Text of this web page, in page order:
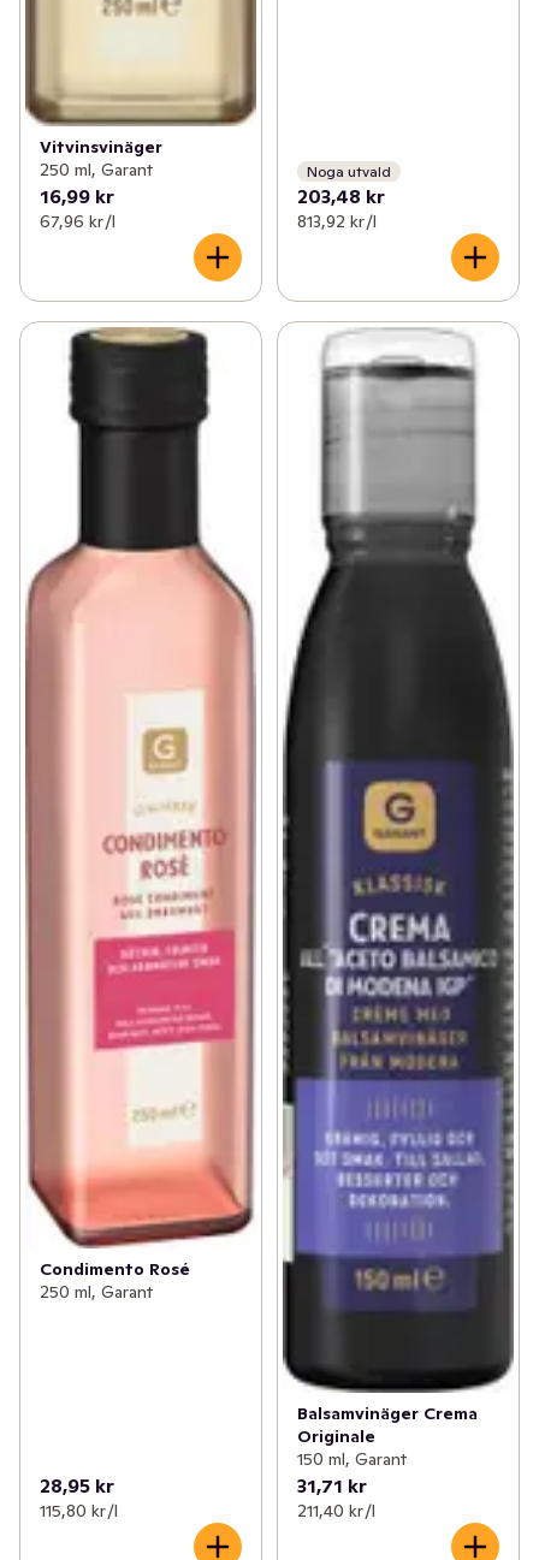
Vitvinsvinäger
250 ml, Garant
16,99 kr
67,96 kr /l
Noga utvald
203,48 kr
813,92 kr /l
Condimento Rosé
250 ml, Garant
28,95 kr
115,80 kr /l
Balsamvinäger Crema
Originale
150 ml, Garant
31,71 kr
211,40 kr /l